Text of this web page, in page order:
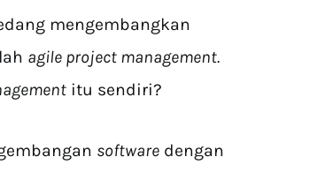
mengembangkan
agile project management.
itu sendiri?
software dengan